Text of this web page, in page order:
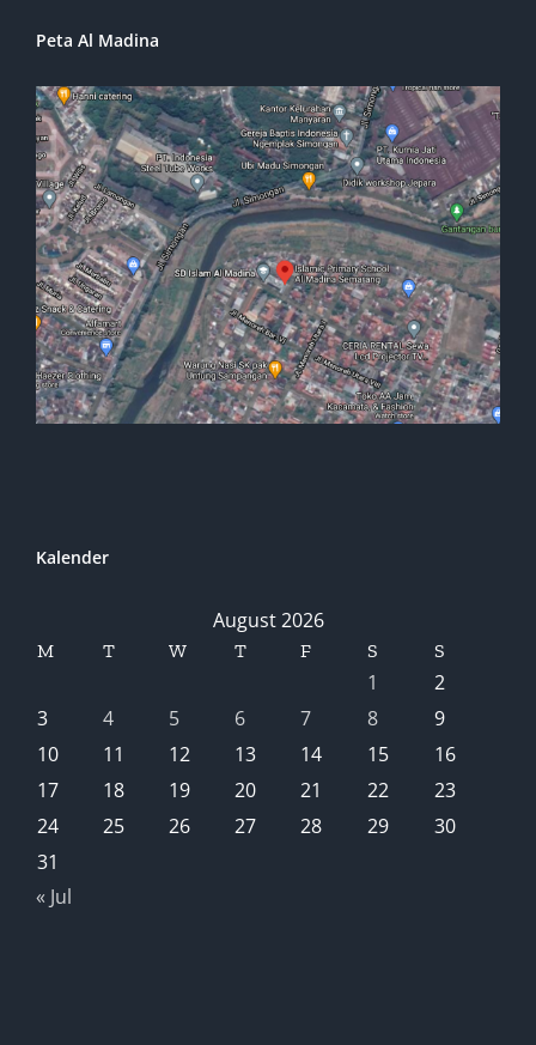
Peta Al Madina
Kalender
August 2026
M T W T F S S
1
2
3
4 5 6 7 8
9
10
11 12 13 14 15
16
17
18 19 20 21 22
23
24
25 26 27 28 29
30
31
« Jul